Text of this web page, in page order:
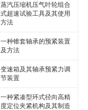
蒸汽压缩机压气叶轮组合
式超速试验工具及其使用
方法
一种锥套轴承的预紧装置
及方法
变速箱及其轴承预紧力调
节装置
一种紧凑型环式径向高精
度定位夹紧机构及其制造